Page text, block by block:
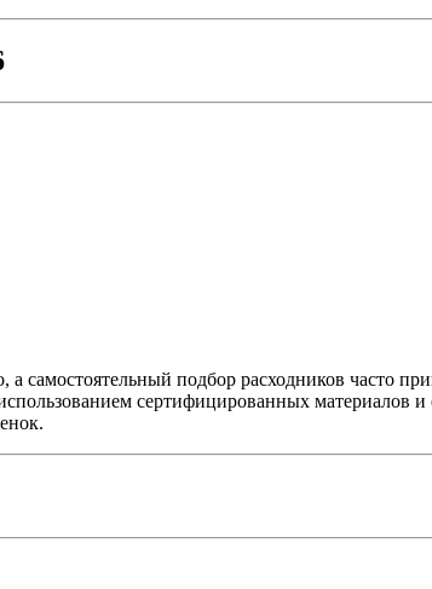
а самостоятельный подбор расходников часто
сертифицированных